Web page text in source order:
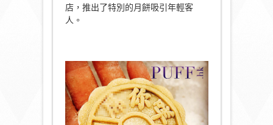
店，推出了特別的月餅吸引年輕客
人。